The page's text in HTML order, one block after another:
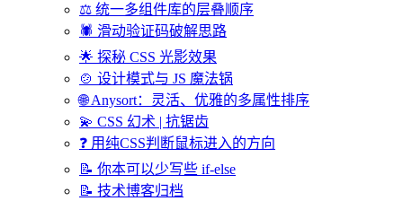
⚖️ 统一多组件库的层叠顺序
🕷️ 滑动验证码破解思路
🌟 探秘 CSS 光影效果
🍲 设计模式与 JS 魔法锅
🌐 Anysort：灵活、优雅的多属性排序
💫 CSS 幻术 | 抗锯齿
❓ 用纯CSS判断鼠标进入的方向
📝 你本可以少写些 if-else
📝 技术博客归档